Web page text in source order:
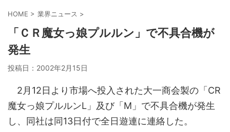
HOME > 業界ニュース >
「ＣＲ魔女っ娘プルルン」で不具合機が
発生
投稿日： 2002年2月15日
2月12日より市場へ投入された大一商会製の「CR
魔女っ娘プルルンL」及び「M」で不具合機が発生
し、同社は同13日付で全日遊連に連絡した。